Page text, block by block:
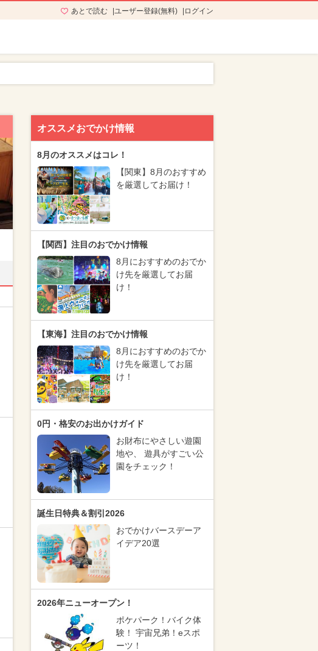
あとで読む ユーザー登録(無料) ログイン
オススメおでかけ情報
8月のオススメはコレ！
【関東】8月のおすすめ
を厳選してお届け！
【関西】注目のおでかけ情報
8月におすすめのおでか
け先を厳選してお届
け！
【東海】注目のおでかけ情報
8月におすすめのおでか
け先を厳選してお届
け！
0円・格安のお出かけガイド
お財布にやさしい遊園
地や、 遊具がすごい公
園をチェック！
誕生日特典＆割引2026
おでかけバースデーア
イデア20選
2026年ニューオープン！
ポケパーク！バイク体
験！ 宇宙兄弟！eスポ
ーツ！